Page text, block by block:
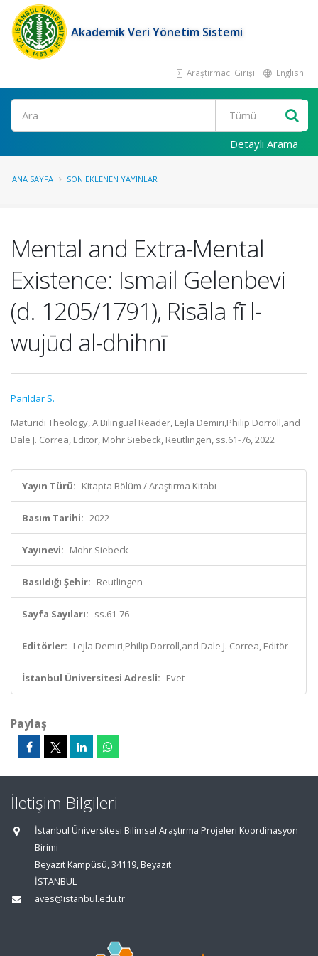
Akademik Veri Yönetim Sistemi
Araştırmacı Girişi English
Ara
Detaylı Arama
ANA SAYFA SON EKLENEN YAYINLAR
Mental and Extra-Mental
Existence: Ismail Gelenbevi
(d. 1205/1791), Risāla fī l-
wujūd al-dhihnī
Parıldar S.
Maturidi Theology, A Bilingual Reader, Lejla Demiri,Philip Dorroll,and
Dale J. Correa, Editör, Mohr Siebeck, Reutlingen, ss.61-76, 2022
Yayın Türü: Kitapta Bölüm / Araştırma Kitabı
Basım Tarihi: 2022
Yayınevi: Mohr Siebeck
Basıldığı Şehir: Reutlingen
Sayfa Sayıları: ss.61-76
Editörler: Lejla Demiri,Philip Dorroll,and Dale J. Correa, Editör
İstanbul Üniversitesi Adresli: Evet
Paylaş
İletişim Bilgileri
İstanbul Üniversitesi Bilimsel Araştırma Projeleri Koordinasyon
Birimi
Beyazıt Kampüsü, 34119, Beyazıt
İSTANBUL
aves@istanbul.edu.tr